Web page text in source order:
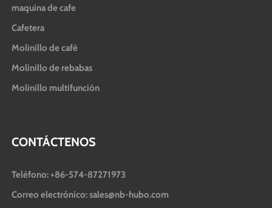
maquina de cafe
Cafetera
Molinillo de café
Molinillo de rebabas
Molinillo multifunción
CONTÁCTENOS
Teléfono: +86-574-87271973
Correo electrónico: sales@nb-hubo.com